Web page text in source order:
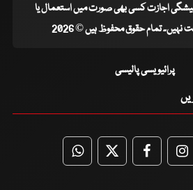
پیشگی اجازت کسی بھی صورت میں استعمال یا
نہیں۔ تمام حقوق محفوظ ہیں © 2026
پرائیویسی پالیسی
WhatsApp
Twitter